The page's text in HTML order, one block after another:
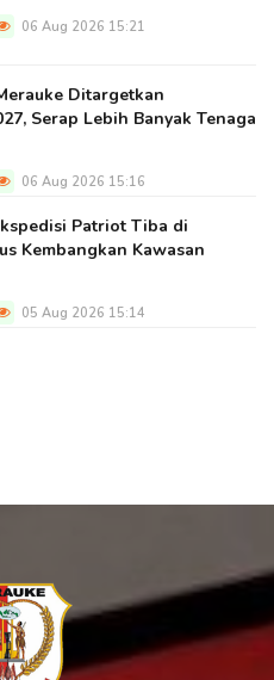
06 Aug 2026 15:21
Ditargetkan
Serap Lebih Banyak Tenaga
06 Aug 2026 15:16
Patriot Tiba di
Kembangkan Kawasan
05 Aug 2026 15:14